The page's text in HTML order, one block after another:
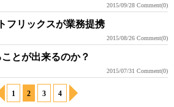
2015/09/28 Comment(0)
フリックスが業務提携
2015/08/26 Comment(0)
とが出来るのか？
2015/07/31 Comment(0)
1 2 3 4